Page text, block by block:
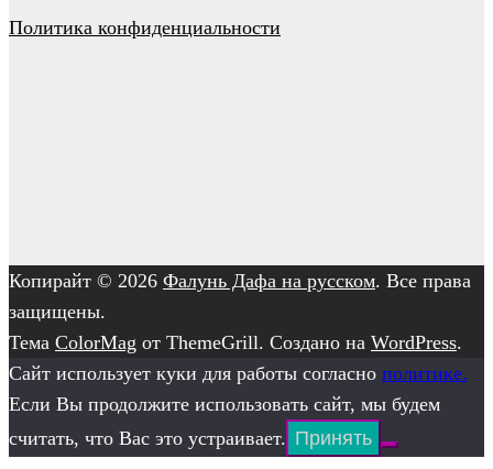
Политика конфиденциальности
Копирайт © 2026 Фалунь Дафа на русском. Все права
защищены.
Тема ColorMag от ThemeGrill. Создано на WordPress.
Сайт использует куки для работы согласно политике.
Если Вы продолжите использовать сайт, мы будем
считать, что Вас это устраивает. Принять